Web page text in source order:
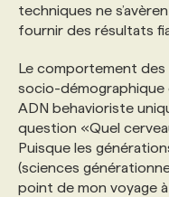
techniques ne
fournir des résultats
Le comportement des
socio-démographique
ADN behavioriste
question «Quel
Puisque les
(sciences
point de mon voyage